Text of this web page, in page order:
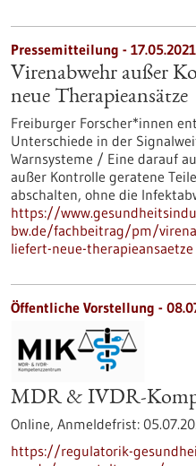
Pressemitteilung - 17.05.2021
Virenabwehr außer
neue Therapieansätze
Freiburger Forscher*innen
Unterschiede in der
Warnsysteme / Eine darauf
außer Kontrolle geratene
abschalten, ohne die
https://
bw.de/fachbeitrag/pm/
liefert-neue-therapieansaetze
Öffentliche Vorstellung -
MDR & IVDR-
Online, Anmeldefrist:
https://regulatorik-